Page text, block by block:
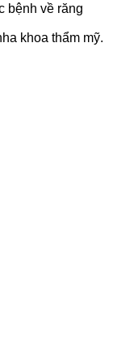
bệnh về răng
khoa thẩm mỹ.